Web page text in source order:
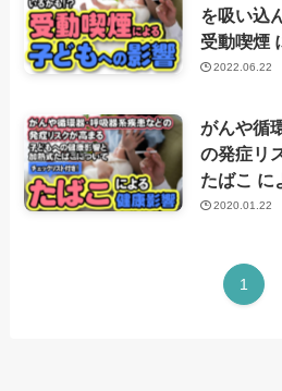
を吸い込
受動喫煙
2022.06.22
がんや循
の発症リ
たばこ に
2020.01.22
1